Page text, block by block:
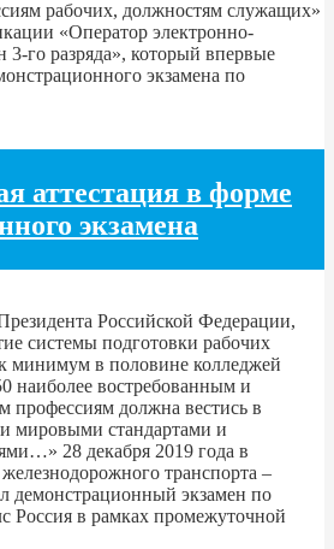
рабочих, должностям служащих»
«Оператор электронно-
го разряда», который впервые
экзамена по
аттестация в форме
экзамена
Российской Федерации,
системы подготовки рабочих
минимум в половине колледжей
наиболее востребованным и
профессиям должна вестись в
мировыми стандартами и
28 декабря 2019 года в
транспорта –
экзамен по
Россия в рамках промежуточной